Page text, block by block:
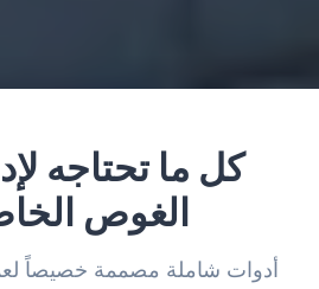
كل ما تحتاجه
الغوص
أدوات شاملة مصممة خصيصاً